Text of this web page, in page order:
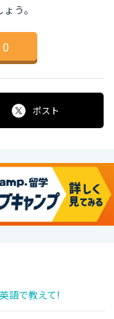
う。
0
ポスト
語で教えて!